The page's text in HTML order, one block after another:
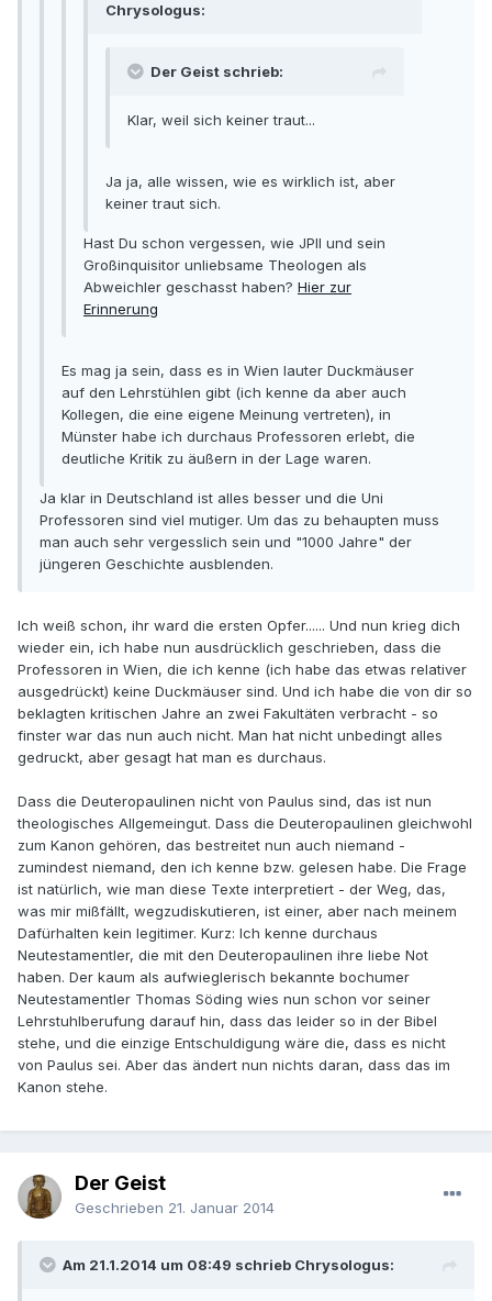
Chrysologus:
Der Geist schrieb:
Klar, weil sich keiner traut...
Ja ja, alle wissen, wie es wirklich ist, aber
keiner traut sich.
Hast Du schon vergessen, wie JPII und sein
Großinquisitor unliebsame Theologen als
Abweichler geschasst haben? Hier zur
Erinnerung
Es mag ja sein, dass es in Wien lauter Duckmäuser
auf den Lehrstühlen gibt (ich kenne da aber auch
Kollegen, die eine eigene Meinung vertreten), in
Münster habe ich durchaus Professoren erlebt, die
deutliche Kritik zu äußern in der Lage waren.
Ja klar in Deutschland ist alles besser und die Uni
Professoren sind viel mutiger. Um das zu behaupten muss
man auch sehr vergesslich sein und "1000 Jahre" der
jüngeren Geschichte ausblenden.
Ich weiß schon, ihr ward die ersten Opfer...... Und nun krieg dich
wieder ein, ich habe nun ausdrücklich geschrieben, dass die
Professoren in Wien, die ich kenne (ich habe das etwas relativer
ausgedrückt) keine Duckmäuser sind. Und ich habe die von dir so
beklagten kritischen Jahre an zwei Fakultäten verbracht - so
finster war das nun auch nicht. Man hat nicht unbedingt alles
gedruckt, aber gesagt hat man es durchaus.
Dass die Deuteropaulinen nicht von Paulus sind, das ist nun
theologisches Allgemeingut. Dass die Deuteropaulinen gleichwohl
zum Kanon gehören, das bestreitet nun auch niemand -
zumindest niemand, den ich kenne bzw. gelesen habe. Die Frage
ist natürlich, wie man diese Texte interpretiert - der Weg, das,
was mir mißfällt, wegzudiskutieren, ist einer, aber nach meinem
Dafürhalten kein legitimer. Kurz: Ich kenne durchaus
Neutestamentler, die mit den Deuteropaulinen ihre liebe Not
haben. Der kaum als aufwieglerisch bekannte bochumer
Neutestamentler Thomas Söding wies nun schon vor seiner
Lehrstuhlberufung darauf hin, dass das leider so in der Bibel
stehe, und die einzige Entschuldigung wäre die, dass es nicht
von Paulus sei. Aber das ändert nun nichts daran, dass das im
Kanon stehe.
Der Geist
Geschrieben 21. Januar 2014
Am 21.1.2014 um 08:49 schrieb Chrysologus: